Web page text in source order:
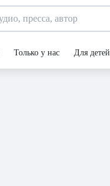
Только у нас Для детей